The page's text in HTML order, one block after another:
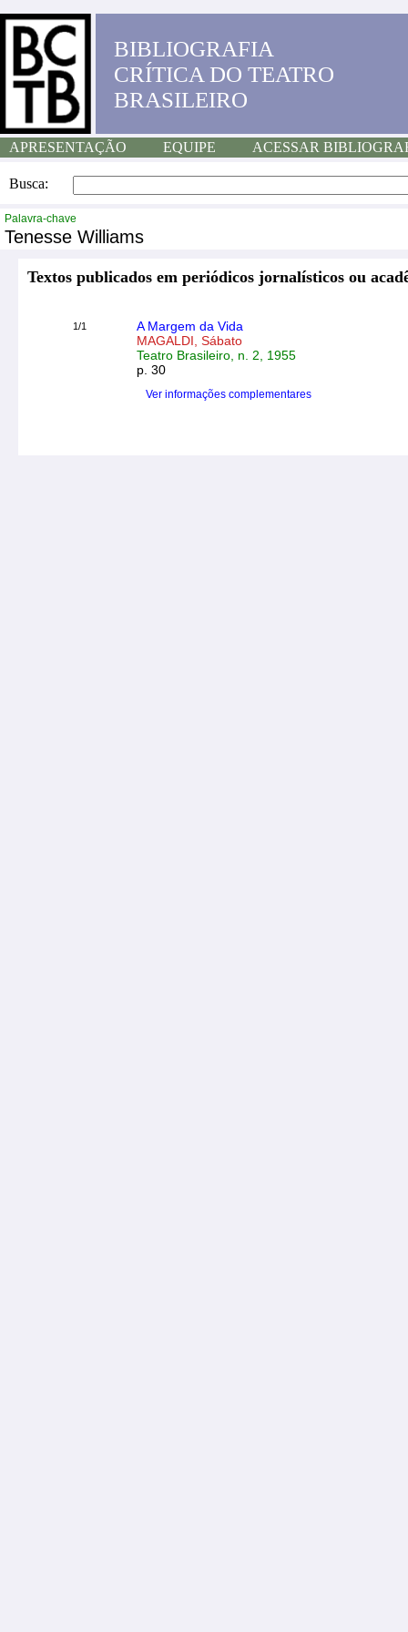
BIBLIOGRAFIA
CRÍTICA DO TEATRO
BRASILEIRO
APRESENTAÇÃO EQUIPE ACESSAR
Busca:
Palavra-chave
Tenesse Williams
Textos publicados em periódicos jornalísticos ou
1/1
A Margem da Vida
MAGALDI, Sábato
Teatro Brasileiro, n. 2, 1955
p. 30
Ver informações complementares